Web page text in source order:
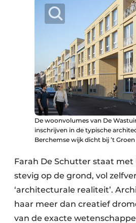
De woonvolumes van De
inschrijven in de typische
Berchemse wijk dicht bij ’t
Farah De Schutter staat met
stevig op de grond, vol
‘architecturale realiteit’.
haar meer dan creatief
van de exacte